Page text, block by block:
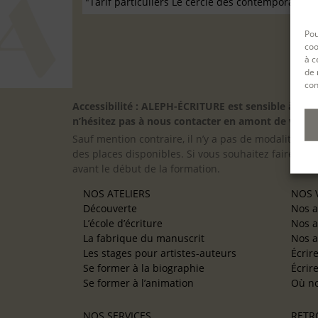
à
de
Accessibilité : ALEPH-ÉCRITURE est sensible à
n’hésitez pas à nous contacter en amont de
Sauf mention contraire, il n’y a pas de modalité
des places disponibles. Si vous souhaitez faire
avant le début de la formation.
NOS ATELIERS
Découverte
L’école d’écriture
La fabrique du manuscrit
Les stages pour artistes-auteurs
Se former à la biographie
Se former à l’animation
NOS
Nos
Nos
Nos
Où